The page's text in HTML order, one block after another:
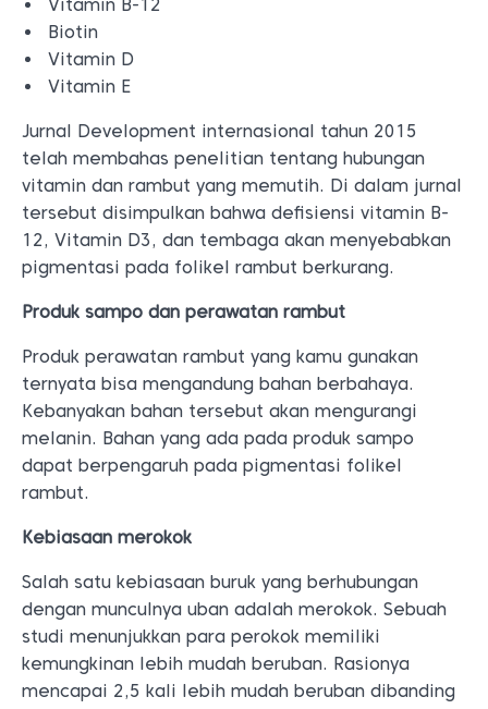
Vitamin B-12
Biotin
Vitamin D
Vitamin E
Jurnal Development internasional tahun 2015
telah membahas penelitian tentang hubungan
vitamin dan rambut yang memutih. Di dalam jurnal
tersebut disimpulkan bahwa defisiensi vitamin B-
12, Vitamin D3, dan tembaga akan menyebabkan
pigmentasi pada folikel rambut berkurang.
Produk sampo dan perawatan rambut
Produk perawatan rambut yang kamu gunakan
ternyata bisa mengandung bahan berbahaya.
Kebanyakan bahan tersebut akan mengurangi
melanin. Bahan yang ada pada produk sampo
dapat berpengaruh pada pigmentasi folikel
rambut.
Kebiasaan merokok
Salah satu kebiasaan buruk yang berhubungan
dengan munculnya uban adalah merokok. Sebuah
studi menunjukkan para perokok memiliki
kemungkinan lebih mudah beruban. Rasionya
mencapai 2,5 kali lebih mudah beruban dibanding